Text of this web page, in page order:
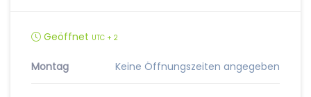
Geöffnet UTC + 2
Montag Keine Öffnungszeiten angegeben